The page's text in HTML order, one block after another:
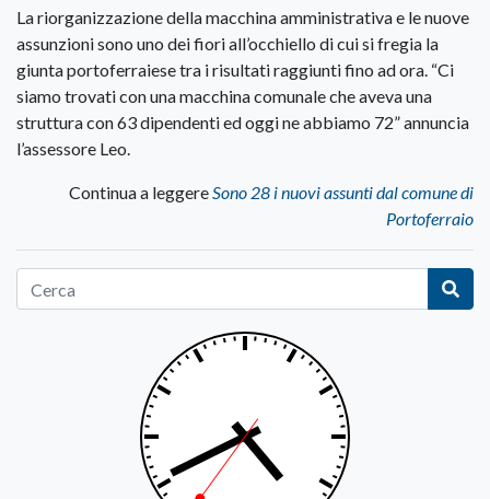
La riorganizzazione della macchina amministrativa e le nuove
assunzioni sono uno dei fiori all’occhiello di cui si fregia la
giunta portoferraiese tra i risultati raggiunti fino ad ora. “Ci
siamo trovati con una macchina comunale che aveva una
struttura con 63 dipendenti ed oggi ne abbiamo 72” annuncia
l’assessore Leo.
Continua a leggereSono 28 i nuovi assunti dal comune di
Portoferraio